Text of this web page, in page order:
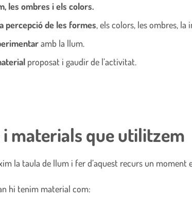
les ombres i els colors.
percepció de les formes, els colors, les ombres,
amb la llum.
proposat i gaudir de l’activitat.
i materials que utilitzem
la taula de llum i fer d’aquest recurs un
hi tenim material com: